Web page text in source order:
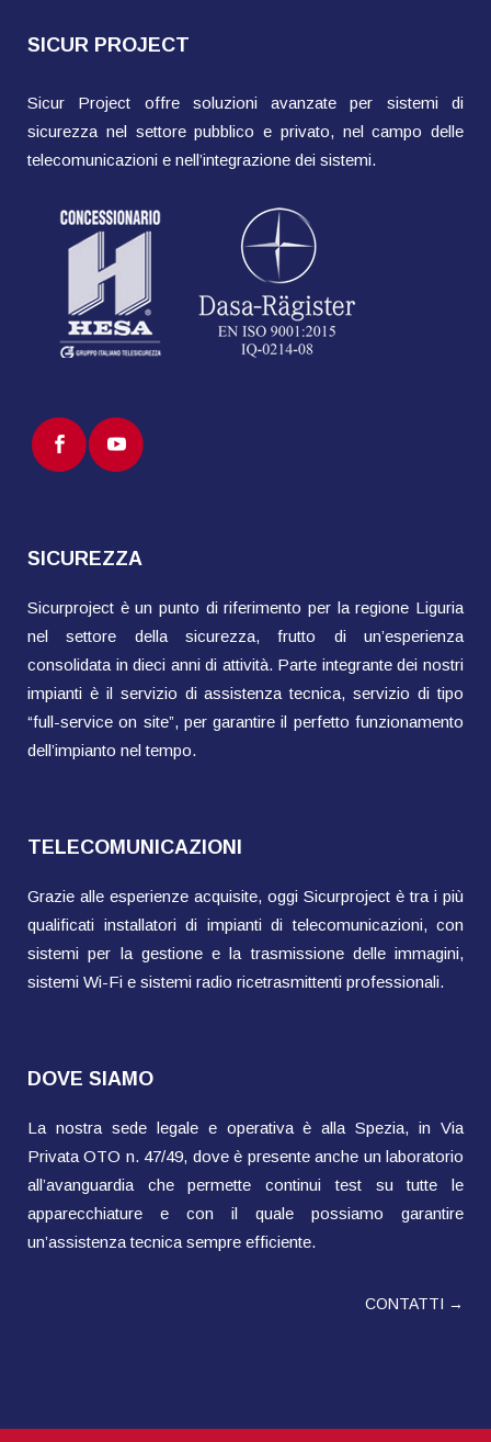
SICUR PROJECT
Sicur Project offre soluzioni avanzate per sistemi di
sicurezza nel settore pubblico e privato, nel campo delle
telecomunicazioni e nell’integrazione dei sistemi.
SICUREZZA
Sicurproject è un punto di riferimento per la regione Liguria
nel settore della sicurezza, frutto di un’esperienza
consolidata in dieci anni di attività. Parte integrante dei nostri
impianti è il servizio di assistenza tecnica, servizio di tipo
“full-service on site”, per garantire il perfetto funzionamento
dell’impianto nel tempo.
TELECOMUNICAZIONI
Grazie alle esperienze acquisite, oggi Sicurproject è tra i più
qualificati installatori di impianti di telecomunicazioni, con
sistemi per la gestione e la trasmissione delle immagini,
sistemi Wi-Fi e sistemi radio ricetrasmittenti professionali.
DOVE SIAMO
La nostra sede legale e operativa è alla Spezia, in Via
Privata OTO n. 47/49, dove è presente anche un laboratorio
all’avanguardia che permette continui test su tutte le
apparecchiature e con il quale possiamo garantire
un’assistenza tecnica sempre efficiente.
CONTATTI →